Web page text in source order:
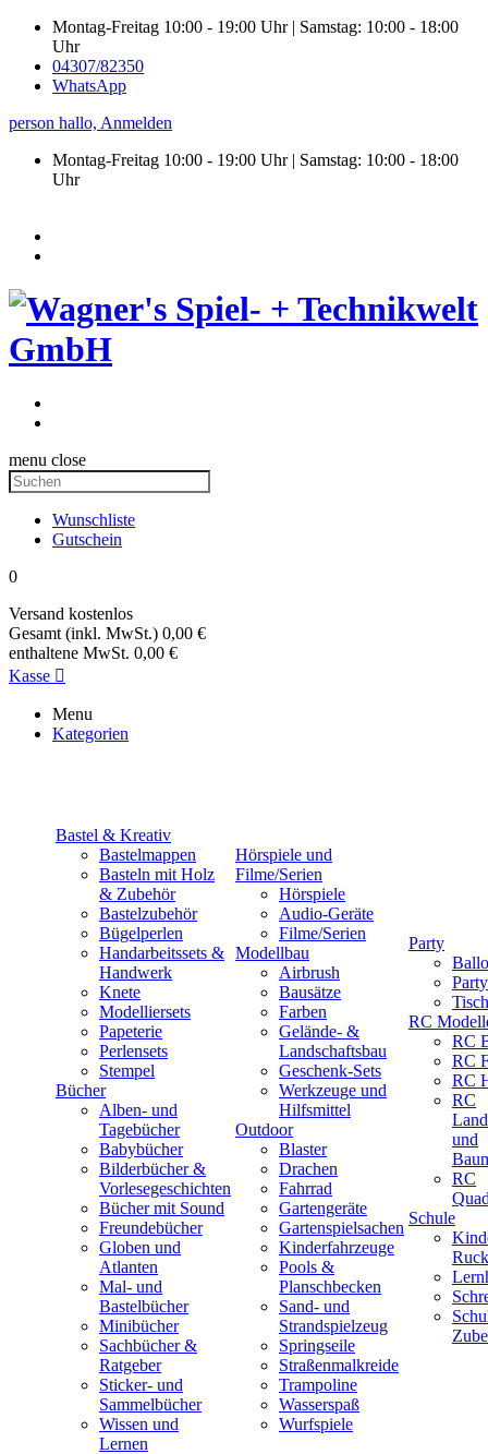
Montag-Freitag 10:00 - 19:00 Uhr | Samstag: 10:00 - 18:00
Uhr
04307/82350
WhatsApp
person hallo, Anmelden
Montag-Freitag 10:00 - 19:00 Uhr | Samstag: 10:00 - 18:00
Uhr
menu close
Wunschliste
Gutschein
0
Versand kostenlos
Gesamt (inkl. MwSt.) 0,00 €
enthaltene MwSt. 0,00 €
Kasse 
Menu
Kategorien
Bastel & Kreativ
Bastelmappen
Basteln mit Holz
& Zubehör
Bastelzubehör
Bügelperlen
Handarbeitssets &
Handwerk
Knete
Modelliersets
Papeterie
Perlensets
Stempel
Bücher
Alben- und
Tagebücher
Babybücher
Bilderbücher &
Vorlesegeschichten
Bücher mit Sound
Freundebücher
Globen und
Atlanten
Mal- und
Bastelbücher
Minibücher
Sachbücher &
Ratgeber
Sticker- und
Sammelbücher
Wissen und
Lernen
Hörspiele und
Filme/Serien
Hörspiele
Audio-Geräte
Filme/Serien
Modellbau
Airbrush
Bausätze
Farben
Gelände- &
Landschaftsbau
Geschenk-Sets
Werkzeuge und
Hilfsmittel
Outdoor
Blaster
Drachen
Fahrrad
Gartengeräte
Gartenspielsachen
Kinderfahrzeuge
Pools &
Planschbecken
Sand- und
Strandspielzeug
Springseile
Straßenmalkreide
Trampoline
Wasserspaß
Wurfspiele
Party
RC
RC
RC
RC
RC
und
RC
Schule